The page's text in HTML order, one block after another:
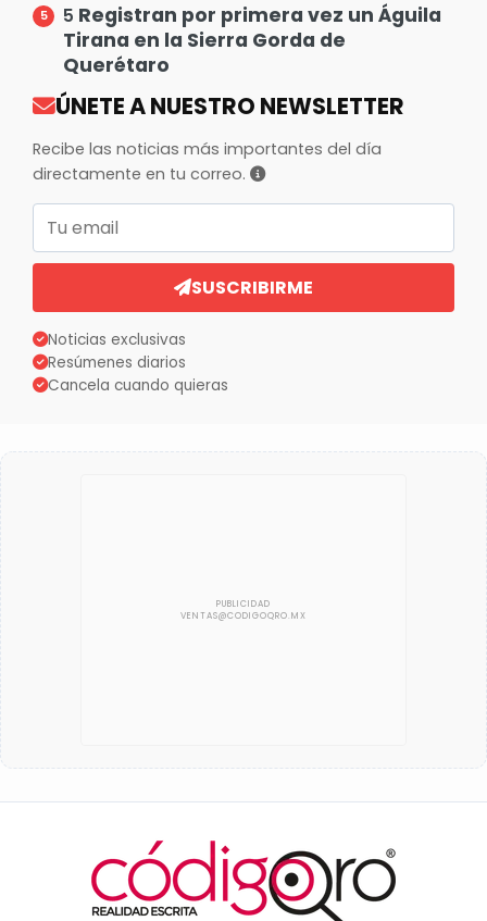
5 Registran por primera vez un Águila
Tirana en la Sierra Gorda de
Querétaro
ÚNETE A NUESTRO NEWSLETTER
Recibe las noticias más importantes del día
directamente en tu correo.
Correo electrónico
SUSCRIBIRME
Noticias exclusivas
Resúmenes diarios
Cancela cuando quieras